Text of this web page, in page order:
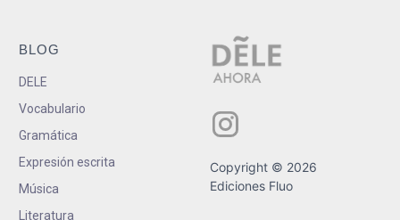
BLOG
DELE
Vocabulario
Gramática
Expresión escrita
Música
Literatura
Copyright © 2026
Ediciones Fluo